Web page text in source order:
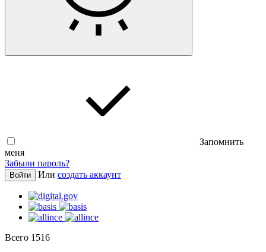
Запомнить
меня
Забыли пароль?
Войти Или создать аккаунт
Всего 1516